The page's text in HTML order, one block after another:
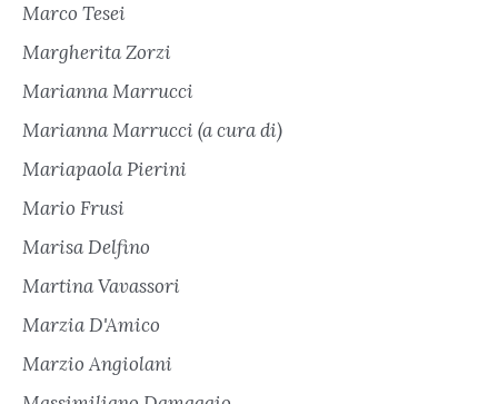
Marco Tesei
Margherita Zorzi
Marianna Marrucci
Marianna Marrucci (a cura di)
Mariapaola Pierini
Mario Frusi
Marisa Delfino
Martina Vavassori
Marzia D'Amico
Marzio Angiolani